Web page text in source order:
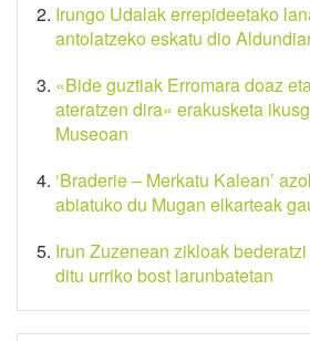
Irungo Udalak errepideetako
antolatzeko eskatu dio
«Bide guztiak Erromara doaz
ateratzen dira» erakusketa
Museoan
‘Braderie – Merkatu Kalean’
abiatuko du Mugan elkarteak
Irun Zuzenean zikloak
ditu urriko bost larunbatetan